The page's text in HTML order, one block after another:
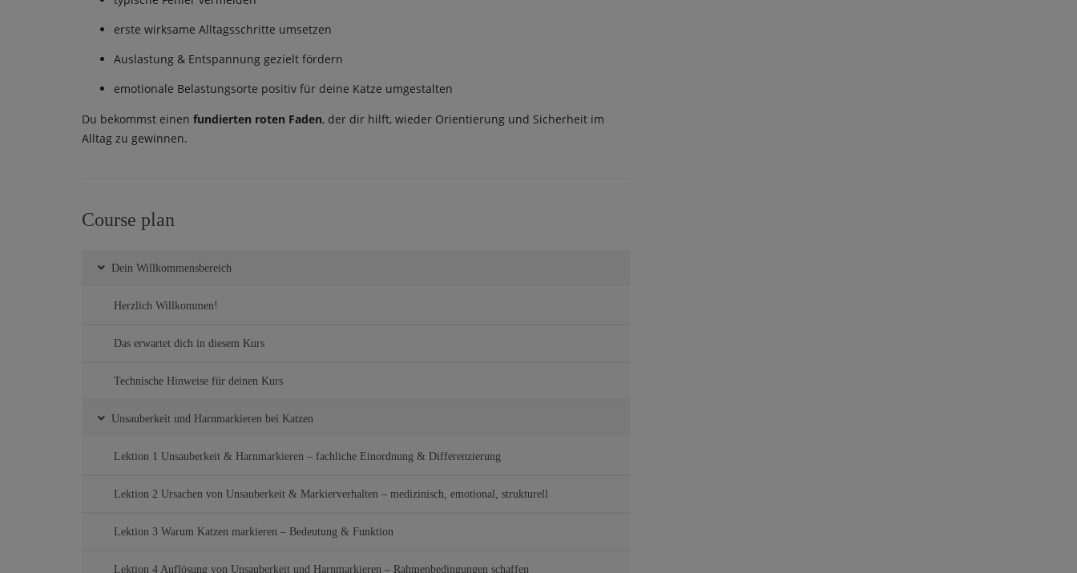
erste wirksame Alltagsschritte umsetzen
Auslastung & Entspannung gezielt fördern
emotionale Belastungsorte positiv für deine Katze umgestalten
Du bekommst einen fundierten roten Faden, der dir hilft, wieder Orientierung und Sicherheit im
Alltag zu gewinnen.
Course plan
Dein Willkommensbereich
Herzlich Willkommen!
Das erwartet dich in diesem Kurs
Technische Hinweise für deinen Kurs
Unsauberkeit und Harnmarkieren bei Katzen
Lektion 1 Unsauberkeit & Harnmarkieren – fachliche Einordnung & Differenzierung
Lektion 2 Ursachen von Unsauberkeit & Markierverhalten – medizinisch, emotional, strukturell
Lektion 3 Warum Katzen markieren – Bedeutung & Funktion
Lektion 4 Auflösung von Unsauberkeit und Harnmarkieren – Rahmenbedingungen schaffen